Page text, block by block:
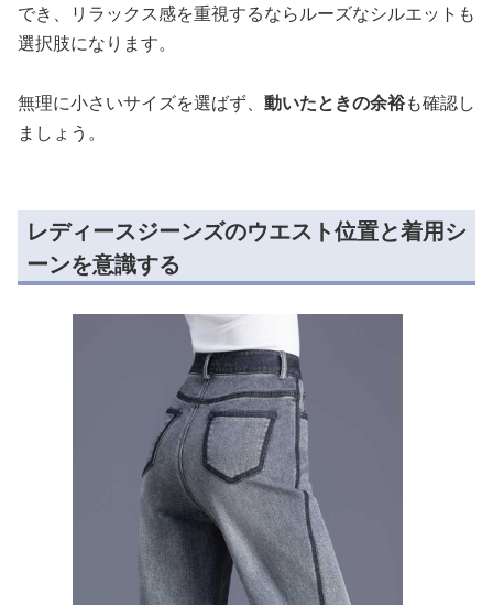
でき、リラックス感を重視するならルーズなシルエットも
選択肢になります。
無理に小さいサイズを選ばず、 動いたときの余裕も確認し
ましょう。
レディースジーンズのウエスト位置と着用シ
ーンを意識する